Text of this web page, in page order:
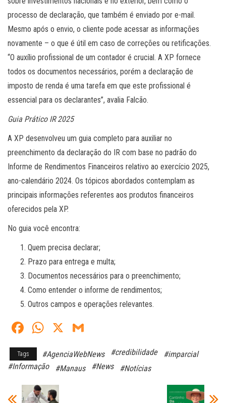
processo de declaração, que também é enviado por e-mail.
Mesmo após o envio, o cliente pode acessar as informações
novamente – o que é útil em caso de correções ou retificações.
“O auxílio profissional de um contador é crucial. A XP fornece
todos os documentos necessários, porém a declaração de
imposto de renda é uma tarefa em que este profissional é
essencial para os declarantes”, avalia Falcão.
Guia Prático IR 2025
A XP desenvolveu um guia completo para auxiliar no
preenchimento da declaração do IR com base no padrão do
Informe de Rendimentos Financeiros relativo ao exercício 2025,
ano-calendário 2024. Os tópicos abordados contemplam as
principais informações referentes aos produtos financeiros
oferecidos pela XP.
No guia você encontra:
Quem precisa declarar;
Prazo para entrega e multa;
Documentos necessários para o preenchimento;
Como entender o informe de rendimentos;
Outros campos e operações relevantes.
Fa
ce
bo
ok
W
ts
pp
X
ail
Tags #AgenciaWebNews #credibilidade
#imparcial
#Informação
#Manaus #News #Notícias